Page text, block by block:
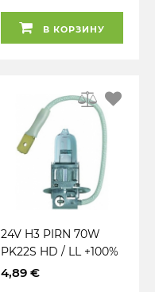
В КОРЗИНУ
24V H3 PIRN 70W
PK22S HD / LL +100%
TRUCKSTAR PRO
4,89 €